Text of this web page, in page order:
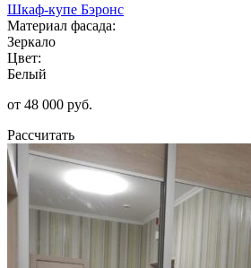
Шкаф-купе Бэронс
Материал фасада:
Зеркало
Цвет:
Белый
от 48 000 руб.
Рассчитать